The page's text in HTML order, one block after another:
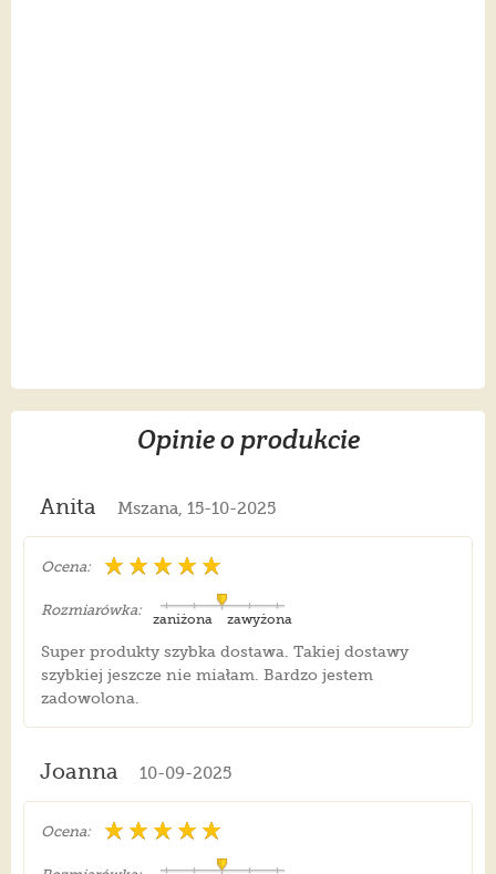
Opinie o produkcie
Anita Mszana, 15-10-2025
Ocena:
Rozmiarówka:
zawyżona
zaniżona
Super produkty szybka dostawa. Takiej dostawy
szybkiej jeszcze nie miałam. Bardzo jestem
zadowolona.
Joanna 10-09-2025
Ocena: